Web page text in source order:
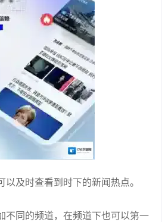
及时查看到时下的新闻热点。
不同的频道，在频道下也可以第一